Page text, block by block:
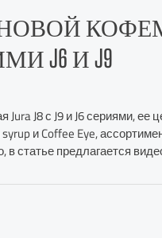
J6 И J9
Jura J8 с J9 и J6 сериями,
и Coffee Eye,
в статье предлагается